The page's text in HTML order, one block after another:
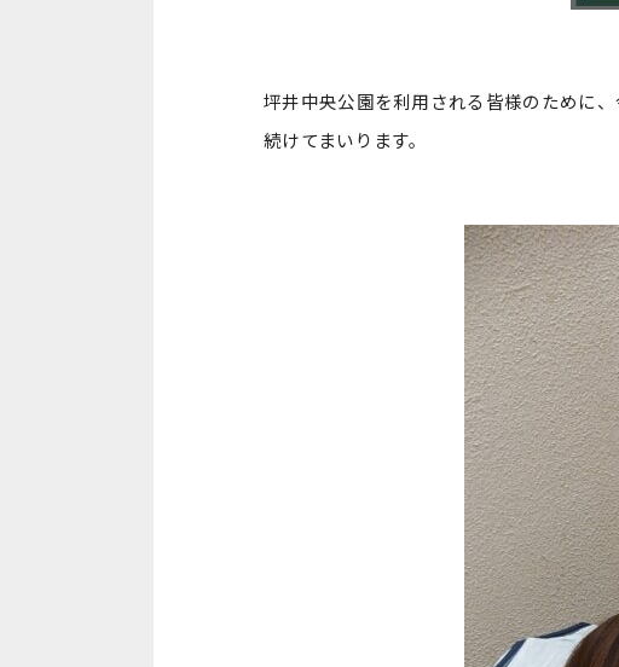
坪井中央公園を利用される皆様のために
続けてまいります。